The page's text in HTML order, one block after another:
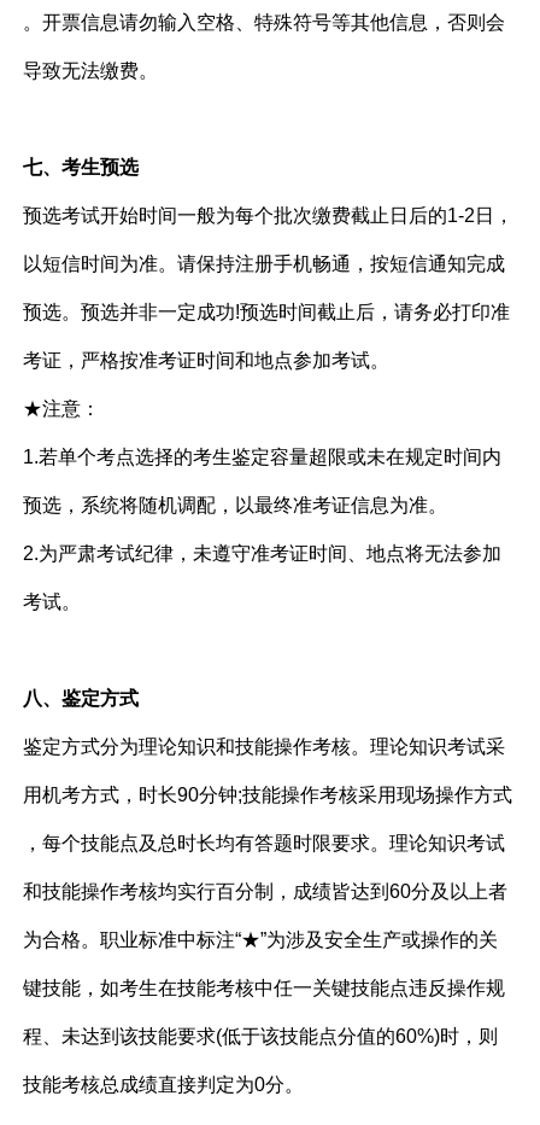
。开票信息请勿输入空格、特殊符号等其他信息，否则会
导致无法缴费。
七、考生预选
预选考试开始时间一般为每个批次缴费截止日后的1-2日，
以短信时间为准。请保持注册手机畅通，按短信通知完成
预选。预选并非一定成功!预选时间截止后，请务必打印准
考证，严格按准考证时间和地点参加考试。
★注意：
1.若单个考点选择的考生鉴定容量超限或未在规定时间内
预选，系统将随机调配，以最终准考证信息为准。
2.为严肃考试纪律，未遵守准考证时间、地点将无法参加
考试。
八、鉴定方式
鉴定方式分为理论知识和技能操作考核。理论知识考试采
用机考方式，时长90分钟;技能操作考核采用现场操作方式
，每个技能点及总时长均有答题时限要求。理论知识考试
和技能操作考核均实行百分制，成绩皆达到60分及以上者
为合格。职业标准中标注“★”为涉及安全生产或操作的关
键技能，如考生在技能考核中任一关键技能点违反操作规
程、未达到该技能要求(低于该技能点分值的60%)时，则
技能考核总成绩直接判定为0分。